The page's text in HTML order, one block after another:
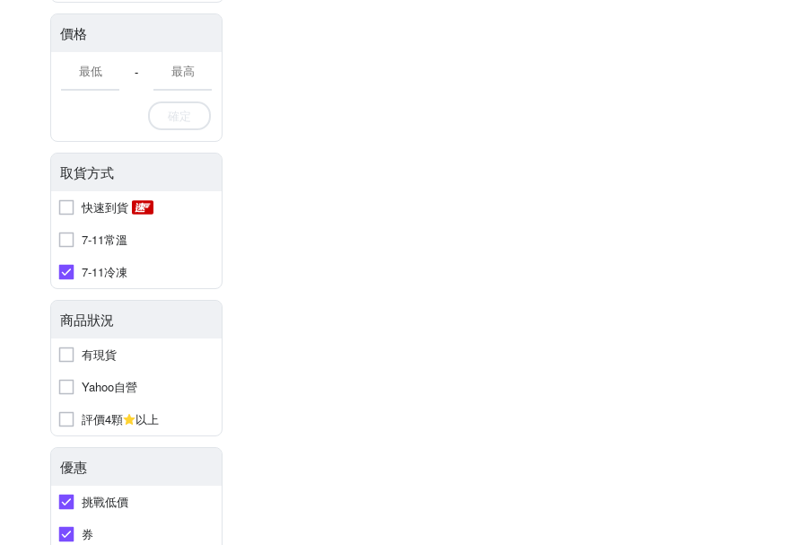
價格
-
確定
取貨方式
快速到貨
7-11常溫
7-11冷凍
商品狀況
有現貨
Yahoo自營
評價4顆
以上
優惠
挑戰低價
券